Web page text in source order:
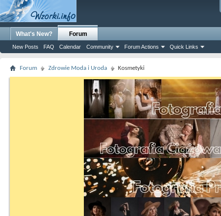
What's New? Forum
New Posts FAQ Calendar Community Forum Actions Quick Links
Forum Zdrowie Moda i Uroda Kosmetyki